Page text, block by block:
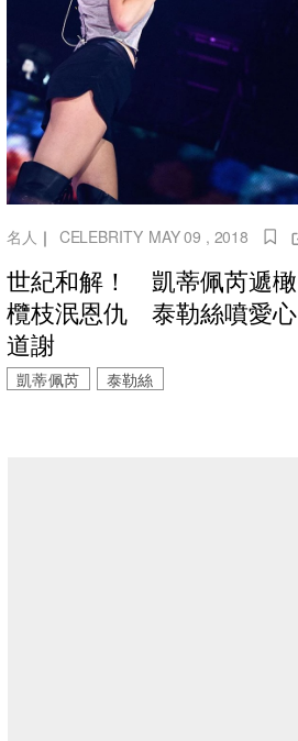
名人 ｜ CELEBRITY MAY 09 , 2018
世紀和解！ 凱蒂佩芮遞橄
欖枝泯恩仇 泰勒絲噴愛心
道謝
凱蒂佩芮 泰勒絲